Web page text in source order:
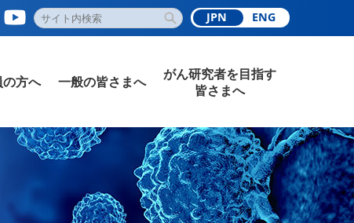
JPN ENG
方へ 一般の皆さまへ
がん研究者を目指す
皆さまへ